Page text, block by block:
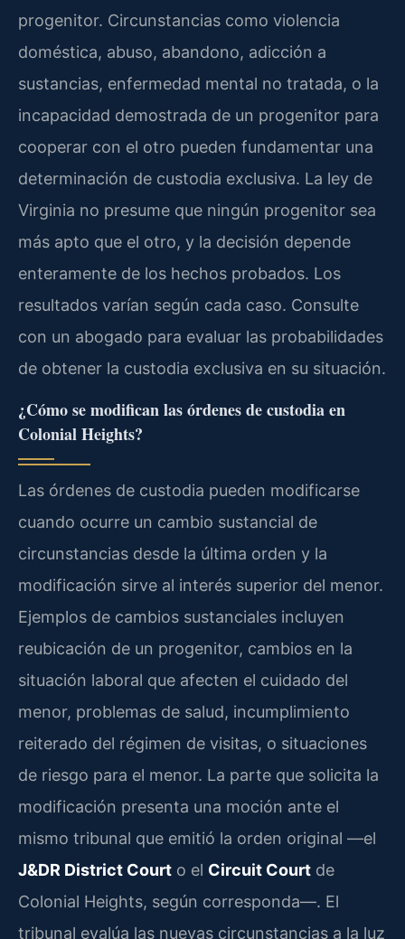
progenitor. Circunstancias como violencia
doméstica, abuso, abandono, adicción a
sustancias, enfermedad mental no tratada, o la
incapacidad demostrada de un progenitor para
cooperar con el otro pueden fundamentar una
determinación de custodia exclusiva. La ley de
Virginia no presume que ningún progenitor sea
más apto que el otro, y la decisión depende
enteramente de los hechos probados. Los
resultados varían según cada caso. Consulte
con un abogado para evaluar las probabilidades
de obtener la custodia exclusiva en su situación.
¿Cómo se modifican las órdenes de custodia en
Colonial Heights?
Las órdenes de custodia pueden modificarse
cuando ocurre un cambio sustancial de
circunstancias desde la última orden y la
modificación sirve al interés superior del menor.
Ejemplos de cambios sustanciales incluyen
reubicación de un progenitor, cambios en la
situación laboral que afecten el cuidado del
menor, problemas de salud, incumplimiento
reiterado del régimen de visitas, o situaciones
de riesgo para el menor. La parte que solicita la
modificación presenta una moción ante el
mismo tribunal que emitió la orden original —el
J&DR District Court o el Circuit Court de
Colonial Heights, según corresponda—. El
tribunal evalúa las nuevas circunstancias a la luz